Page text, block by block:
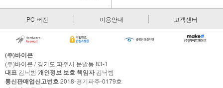
PC 버전 이용안내 고객센터
(주)바이큰
(주)바이큰 / 경기도 파주시 문발동 83-1
대표 김낙범 개인정보 보호 책임자김낙범
통신판매업신고번호2018-경기파주-0179호